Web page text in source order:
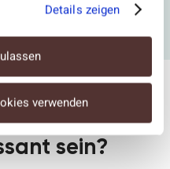
Details zeigen
verwenden
gut Sie hören.
Signia
sein?